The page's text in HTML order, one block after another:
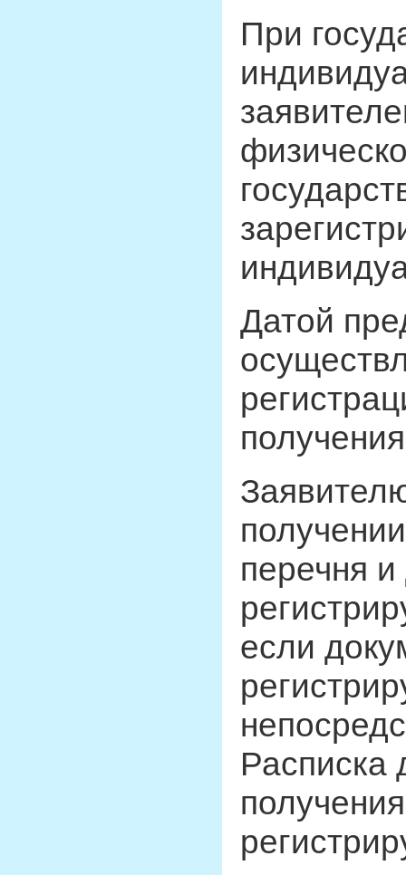
При
Датой
перечня
если
Расписка